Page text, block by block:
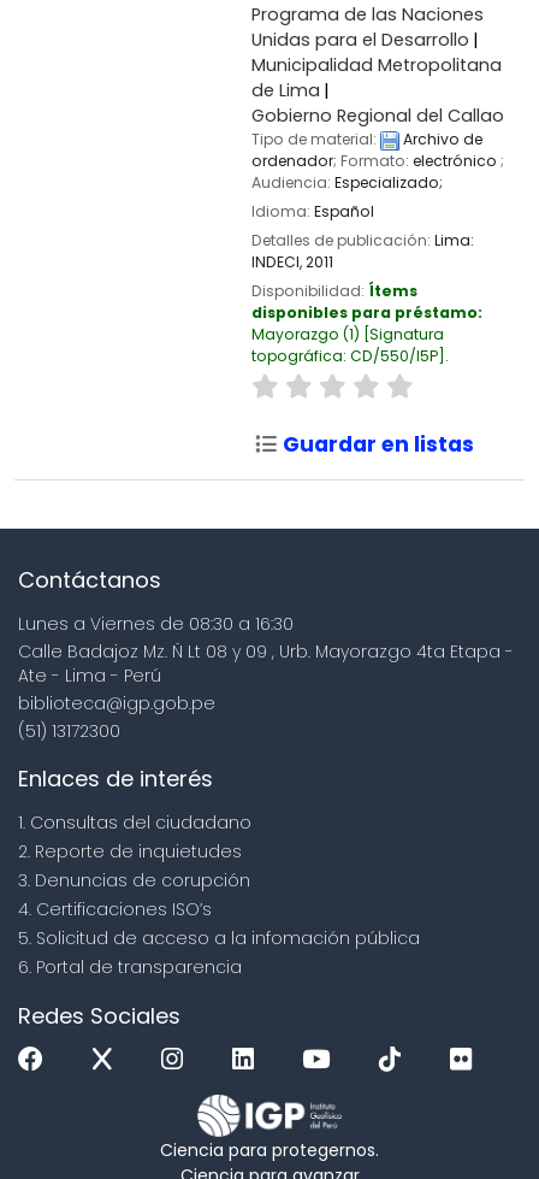
Programa de las Naciones
Unidas para el Desarrollo
Municipalidad Metropolitana
de Lima
Gobierno Regional del Callao
Tipo de material:
Archivo de
ordenador; Formato: electrónico ;
Audiencia: Especializado;
Idioma: Español
Detalles de publicación: Lima:
INDECI,2011
Disponibilidad: Ítems
disponibles para préstamo:
Mayorazgo (1) Signatura
topográfica: CD/550/I5P .
Guardar en listas
Contáctanos
Lunes a Viernes de 08:30 a 16:30
Calle Badajoz Mz. Ñ Lt 08 y 09 , Urb. Mayorazgo 4ta Etapa -
Ate - Lima - Perú
biblioteca@igp.gob.pe
(51) 13172300
Enlaces de interés
1. Consultas del ciudadano
2. Reporte de inquietudes
3. Denuncias de corupción
4. Certificaciones ISO’s
5. Solicitud de acceso a la infomación pública
6. Portal de transparencia
Redes Sociales
Ciencia para protegernos.